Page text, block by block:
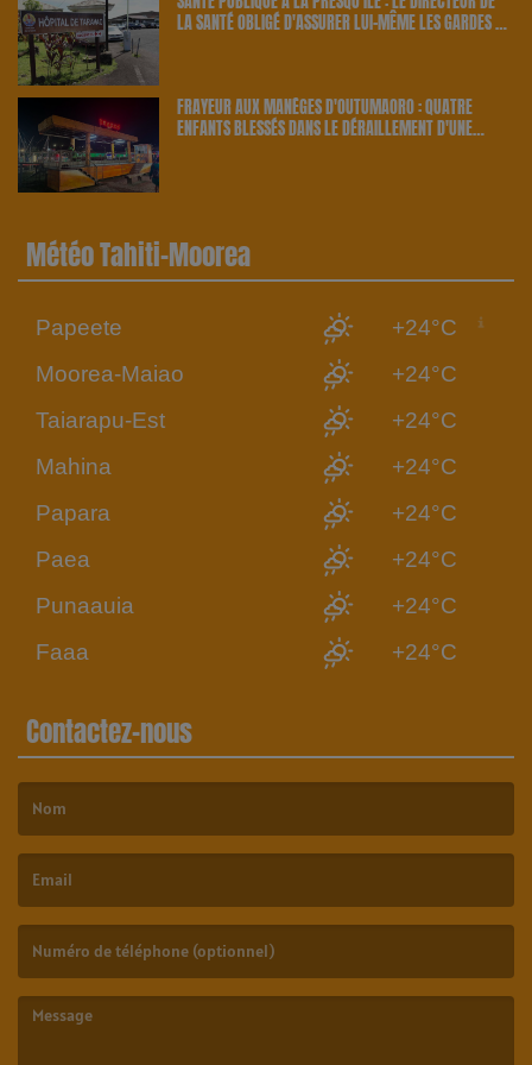
LA SANTÉ OBLIGÉ D'ASSURER LUI-MÊME LES GARDES À
FRAYEUR AUX MANÈGES D'OUTUMAORO : QUATRE
ENFANTS BLESSÉS DANS LE DÉRAILLEMENT D'UNE
Météo Tahiti-Moorea
Papeete
+24°C
Moorea-Maiao
+24°C
Taiarapu-Est
+24°C
Mahina
+24°C
Papara
+24°C
Paea
+24°C
Punaauia
+24°C
Faaa
+24°C
Contactez-nous